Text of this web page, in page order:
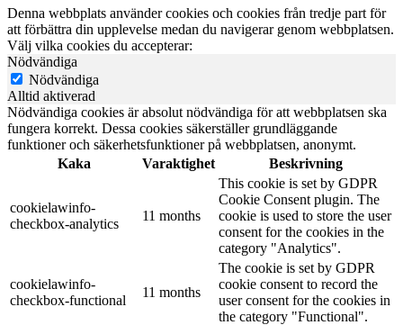
Denna webbplats använder cookies och cookies från tredje part för
att förbättra din upplevelse medan du navigerar genom webbplatsen.
Välj vilka cookies du accepterar:
Nödvändiga
Nödvändiga
Alltid aktiverad
Nödvändiga cookies är absolut nödvändiga för att webbplatsen ska
fungera korrekt. Dessa cookies säkerställer grundläggande
funktioner och säkerhetsfunktioner på webbplatsen, anonymt.
Kaka
Varaktighet Beskrivning
cookielawinfo-
checkbox-analytics
11 months
This cookie is set by GDPR
Cookie Consent plugin. The
cookie is used to store the user
consent for the cookies in the
category "Analytics".
cookielawinfo-
checkbox-functional
11 months
The cookie is set by GDPR
cookie consent to record the
user consent for the cookies in
the category "Functional".